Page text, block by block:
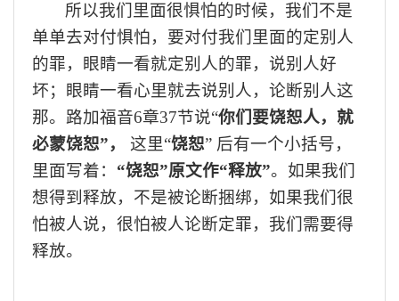
所以我们里面很惧怕的时候， 我们不是
单单去对付惧怕，要对付我们 里面的定别人
的罪，眼睛一看就定别人的罪，说别人好
坏； 眼睛一看心里就去说别人 ， 论断别人这
那。 路加福音6章37节说“你们要饶恕人，就
必蒙饶恕”， 这里“饶恕” 后有一个小括号，
里面写着： “饶恕”原文作“释放”。如果我们
想得到释放， 不是被论断捆绑， 如果我们很
怕被人说，很怕被人论断定罪， 我们需要得
释放。